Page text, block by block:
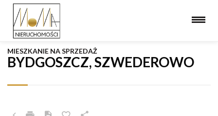
BYDGOSZCZ, SZWEDEROWO
MIESZKANIE NA SPRZEDAŻ